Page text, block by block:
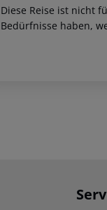
Diese Reise ist nicht
Bedürfnisse haben,